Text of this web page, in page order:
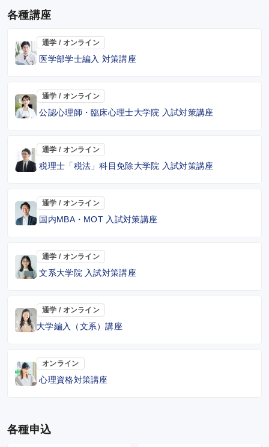
各種講座
通学 / オンライン
医学部学士編入 対策講座
通学 / オンライン
公認心理師・臨床心理士大学院 入試対策講座
通学 / オンライン
税理士「税法」科目免除大学院 入試対策講座
通学 / オンライン
国内MBA・MOT 入試対策講座
通学 / オンライン
文系大学院 入試対策講座
通学 / オンライン
大学編入（文系）講座
オンライン
心理資格対策講座
各種申込